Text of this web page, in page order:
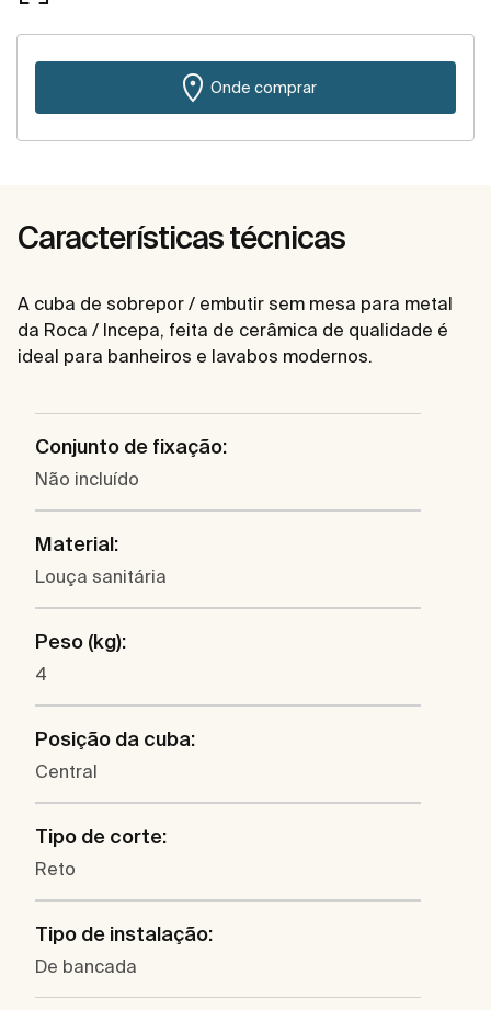
Onde comprar
Características técnicas
A cuba de sobrepor / embutir sem mesa para metal
da Roca / Incepa, feita de cerâmica de qualidade é
ideal para banheiros e lavabos modernos.
Conjunto de fixação:
Não incluído
Material:
Louça sanitária
Peso (kg):
4
Posição da cuba:
Central
Tipo de corte:
Reto
Tipo de instalação:
De bancada